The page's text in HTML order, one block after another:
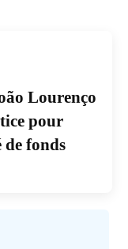
Lourenço
pour
de fonds